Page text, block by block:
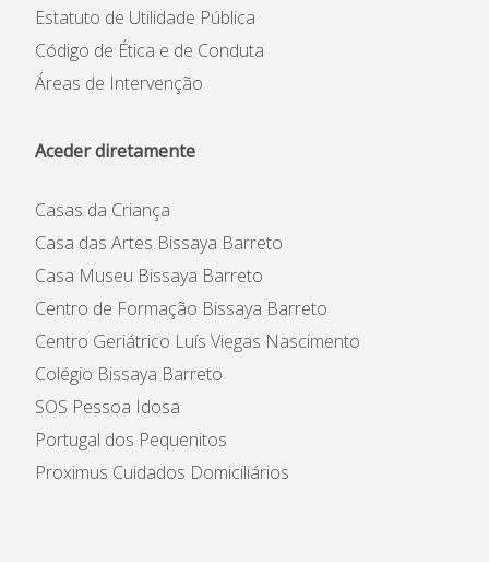
Estatuto de Utilidade Pública
Código de Ética e de Conduta
Áreas de Intervenção
Aceder diretamente
Casas da Criança
Casa das Artes Bissaya Barreto
Casa Museu Bissaya Barreto
Centro de Formação Bissaya Barreto
Centro Geriátrico Luís Viegas Nascimento
Colégio Bissaya Barreto
SOS Pessoa Idosa
Portugal dos Pequenitos
Proximus Cuidados Domiciliários